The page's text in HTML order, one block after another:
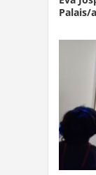
Palais/